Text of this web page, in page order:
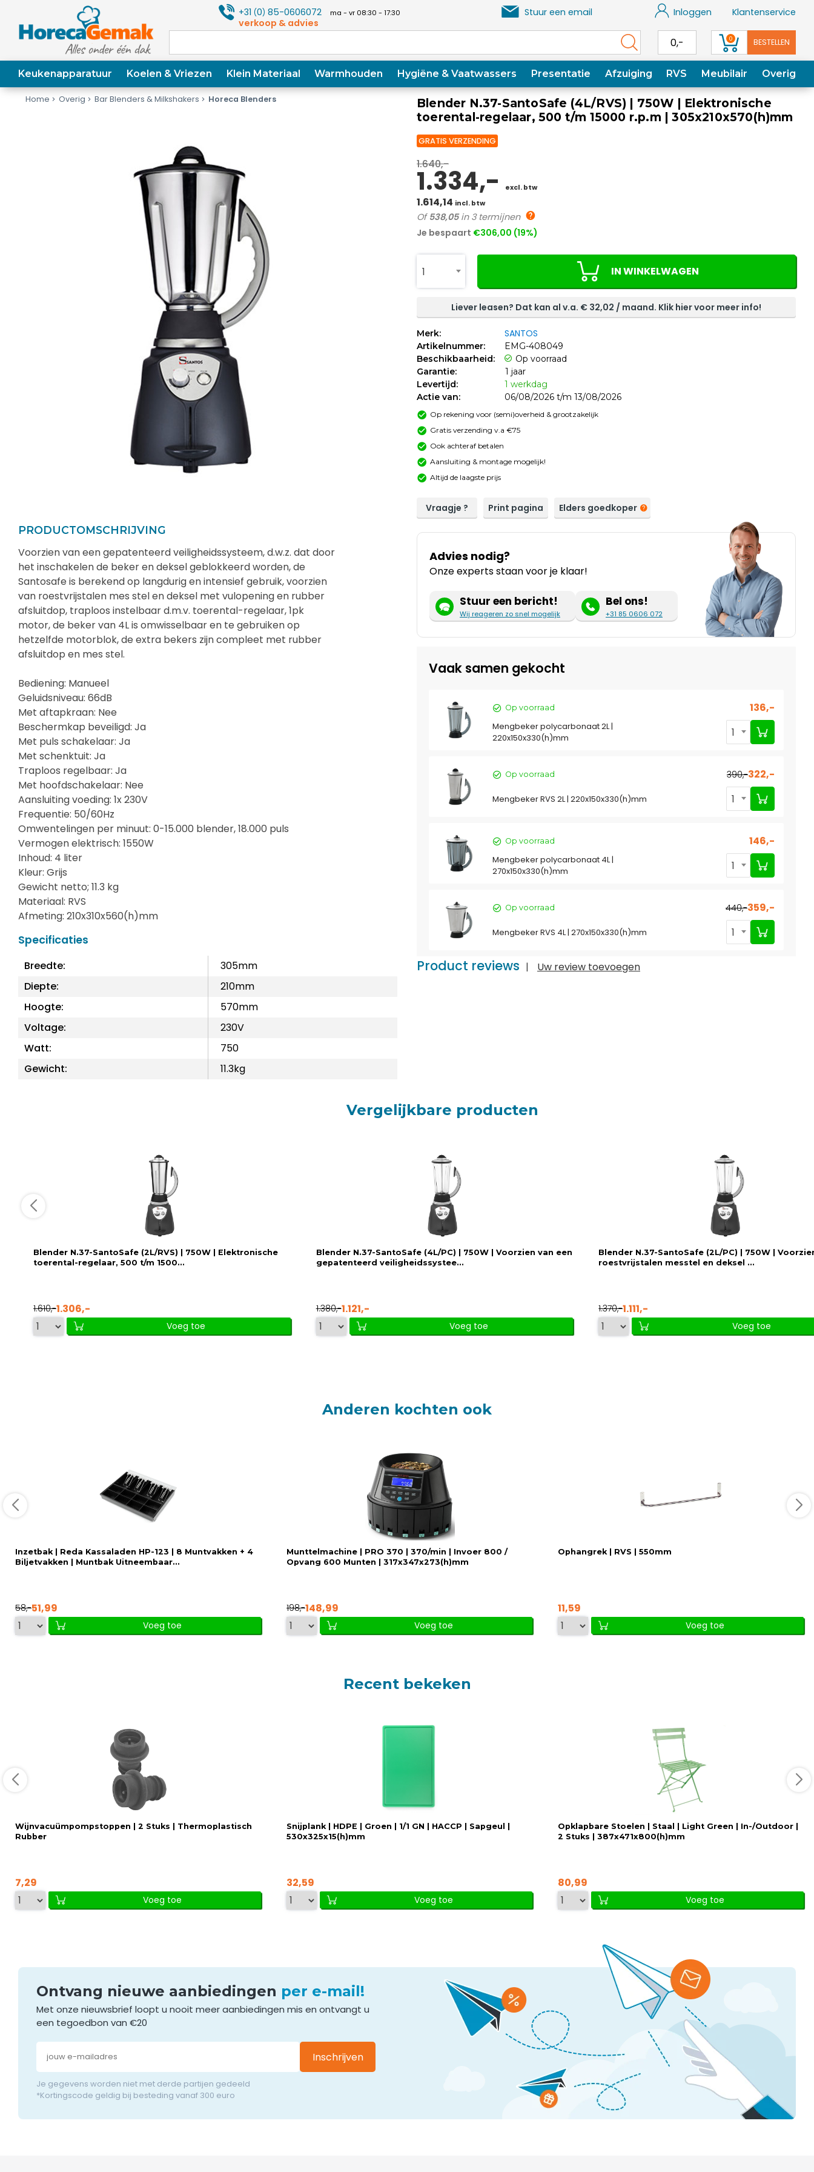
+31(0) 85-0606072 ma - vr 08:30 - 17:30
verkoop & advies
Stuur een email Inloggen Klantenservice
0,- 0 BESTELLEN
Keukenapparatuur Koelen & Vriezen Klein Materiaal Warmhouden Hygiëne & Vaatwassers Presentatie Afzuiging RVS Meubilair Overig
Home Overig Bar Blenders & Milkshakers Horeca Blenders
PRODUCTOMSCHRIJVING
Voorzien van een gepatenteerd veiligheidssysteem, d.w.z. dat door
het inschakelen de beker en deksel geblokkeerd worden, de
Santosafe is berekend op langdurig en intensief gebruik, voorzien
van roestvrijstalen mes stel en deksel met vulopening en rubber
afsluitdop, traploos instelbaar d.m.v. toerental-regelaar, 1pk
motor, de beker van 4L is omwisselbaar en te gebruiken op
hetzelfde motorblok, de extra bekers zijn compleet met rubber
afsluitdop en mes stel.
Bediening: Manueel
Geluidsniveau: 66dB
Met aftapkraan: Nee
Beschermkap beveiligd: Ja
Met puls schakelaar: Ja
Met schenktuit: Ja
Traploos regelbaar: Ja
Met hoofdschakelaar: Nee
Aansluiting voeding: 1x 230V
Frequentie: 50/60Hz
Omwentelingen per minuut: 0-15.000 blender, 18.000 puls
Vermogen elektrisch: 1550W
Inhoud: 4 liter
Kleur: Grijs
Gewicht netto; 11.3 kg
Materiaal: RVS
Afmeting: 210x310x560(h)mm
Specificaties
Breedte:
305mm
Diepte:
210mm
Hoogte:
570mm
Voltage:
230V
Watt:
750
Gewicht:
11.3kg
Blender N.37-SantoSafe (4L/RVS) | 750W | Elektronische
toerental-regelaar, 500 t/m 15000 r.p.m | 305x210x570(h)mm
GRATIS VERZENDING
1.640,-
1.334,- excl. btw
1.614,14 incl. btw
Of 538,05in 3 termijnen
Je bespaart €306,00 (19%)
1 IN WINKELWAGEN
Liever leasen? Dat kan al v.a. € 32,02 / maand. Klik hier voor meer info!
Merk: SANTOS
Artikelnummer:
EMG-408049
Beschikbaarheid:
Op voorraad
Garantie:
1 jaar
Levertijd:
1 werkdag
Actie van:
06/08/2026 t/m 13/08/2026
Op rekening voor (semi)overheid & grootzakelijk
Gratis verzending v.a €75
Ook achteraf betalen
Aansluiting & montage mogelijk!
Altijd de laagste prijs
Vraagje ? Print pagina Elders goedkoper
Advies nodig?
Onze experts staan voor je klaar!
Stuur een bericht!
Wij reageren zo snel mogelijk
Bel ons!
+31 85 0606 072
Vaak samen gekocht
Op voorraad 136,-
Mengbeker polycarbonaat 2L |
220x150x330(h)mm
1
Op voorraad 390,-322,-
Mengbeker RVS 2L | 220x150x330(h)mm 1
Op voorraad 146,-
Mengbeker polycarbonaat 4L |
270x150x330(h)mm
1
Op voorraad 440,-359,-
Mengbeker RVS 4L | 270x150x330(h)mm 1
Product reviews | Uw review toevoegen
Vergelijkbare producten
Blender N.37-SantoSafe (2L/RVS) | 750W | Elektronische
toerental-regelaar, 500 t/m 1500...
1.610,-1.306,-
Voeg toe
Blender N.37-SantoSafe (4L/PC) | 750W | Voorzien van een
gepatenteerd veiligheidssystee...
1.380,-1.121,-
Voeg toe
Blender N.37-SantoSafe (2L/PC) | 750W |
roestvrijstalen messtel en deksel ...
1.370,-1.111,-
Voeg toe
Anderen kochten ook
Inzetbak | Reda Kassaladen HP-123 | 8 Muntvakken + 4
Biljetvakken | Muntbak Uitneembaar...
58,-51,99
Voeg toe
Munttelmachine | PRO 370 | 370/min | Invoer 800 /
Opvang 600 Munten | 317x347x273(h)mm
198,-148,99
Voeg toe
Ophangrek | RVS | 550mm
11,59
Voeg toe
Recent bekeken
Wijnvacuümpompstoppen | 2 Stuks | Thermoplastisch
Rubber
7,29
Voeg toe
Snijplank | HDPE | Groen | 1/1 GN | HACCP | Sapgeul |
530x325x15(h)mm
32,59
Voeg toe
Opklapbare Stoelen | Staal | Light Green | In-/Outdoor |
2 Stuks | 387x471x800(h)mm
80,99
Voeg toe
Ontvang nieuwe aanbiedingen per e-mail!
Met onze nieuwsbrief loopt u nooit meer aanbiedingen mis en ontvangt u
een tegoedbon van €20
Inschrijven
Je gegevens worden niet met derde partijen gedeeld
*Kortingscode geldig bij besteding vanaf 300 euro